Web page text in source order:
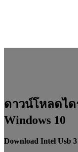
ดาวน์โหลดได
Windows 10
Download Intel Usb 3